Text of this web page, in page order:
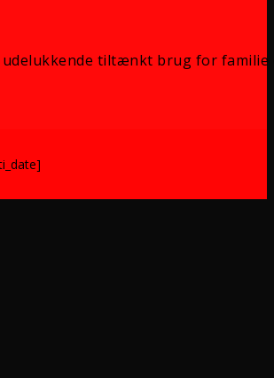
udelukkende tiltænkt brug for